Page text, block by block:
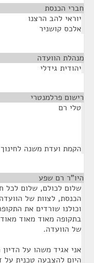
חברי הכנסת
יוראי להב הרצנו
אלכס קושניר
מנהלת הוועדה
יהודית גידלי
רישום פרלמנטרי
טלי רם
הקמת ועדת משנה
היו"ר רם שפע
שלום לכולם, שלום לכל
הכנסת, לצוות של
וכולנו שורדים את
בתקופה מאוד מאוד
של הוועדה.
אני אגיד משהו על
היום להצבעה טכנית על